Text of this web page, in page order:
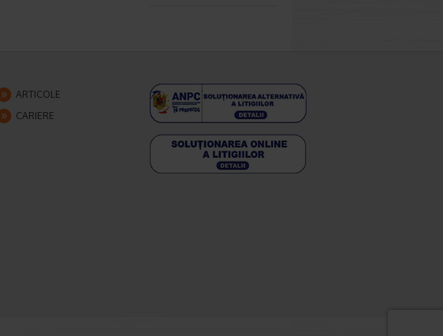
ARTICOLE
CARIERE